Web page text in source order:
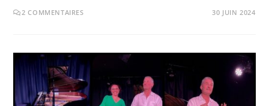
2 COMMENTAIRES 30 JUIN 2024